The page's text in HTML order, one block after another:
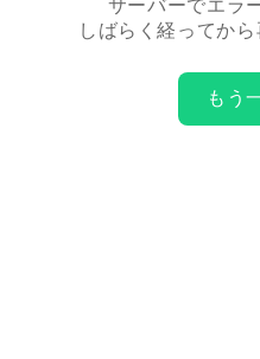
サーバーでエラ
しばらく経ってか
もう